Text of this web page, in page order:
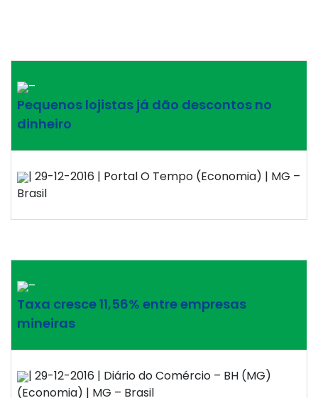
–
Pequenos lojistas já dão descontos no
dinheiro
| 29-12-2016 | Portal O Tempo (Economia) | MG –
Brasil
–
Taxa cresce 11,56% entre empresas
mineiras
| 29-12-2016 | Diário do Comércio – BH (MG)
(Economia) | MG – Brasil